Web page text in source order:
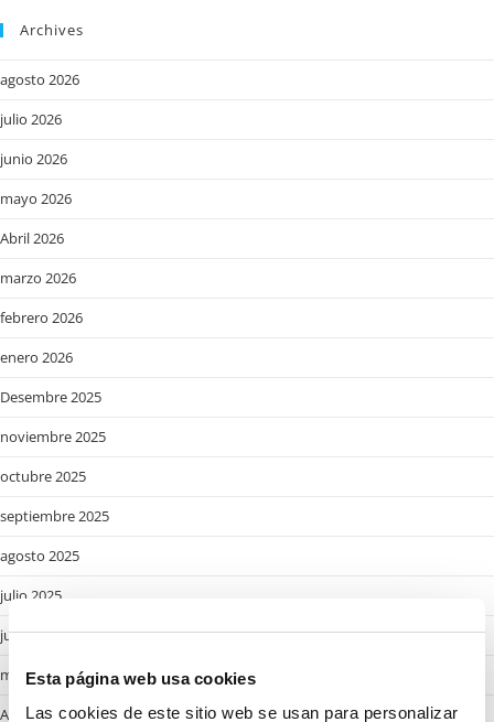
Esta página web usa cookies
Las cookies de este sitio web se usan para personalizar
Archives
agosto 2026
julio 2026
junio 2026
mayo 2026
Abril 2026
marzo 2026
febrero 2026
enero 2026
Desembre 2025
noviembre 2025
octubre 2025
septiembre 2025
agosto 2025
julio 2025
junio 2025
mayo 2025
Abril 2025